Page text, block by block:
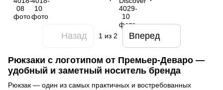
Назад 1 из 2 Вперед
Рюкзаки с логотипом от Премьер-Деваро —
удобный и заметный носитель бренда
Рюкзак — один из самых практичных и востребованных